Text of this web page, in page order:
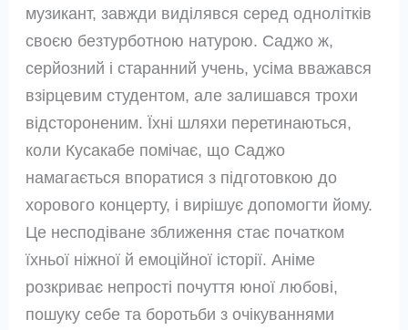
музикант, завжди виділявся серед однолітків
своєю безтурботною натурою. Саджо ж,
серйозний і старанний учень, усіма вважався
взірцевим студентом, але залишався трохи
відстороненим. Їхні шляхи перетинаються,
коли Кусакабе помічає, що Саджо
намагається впоратися з підготовкою до
хорового концерту, і вирішує допомогти йому.
Це несподіване зближення стає початком
їхньої ніжної й емоційної історії. Аніме
розкриває непрості почуття юної любові,
пошуку себе та боротьби з очікуваннями